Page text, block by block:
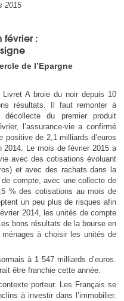
2015
février :
de l’Epargne
Livret A broie du noir depuis 10
résultats. Il faut remonter à
du premier produit
l’assurance-vie a confirmé
positive de 2,1 milliards d’euros
2014. Le mois de février 2015 a
avec des cotisations évoluant
et avec des rachats dans la
compte, avec une collecte de
% des cotisations au mois de
un peu plus de risques afin
2014, les unités de compte
bons résultats de la bourse en
ménages à choisir les unités de
à 1 547 milliards d’euros.
être franchie cette année.
porteur. Les Français se
à investir dans l’immobilier.